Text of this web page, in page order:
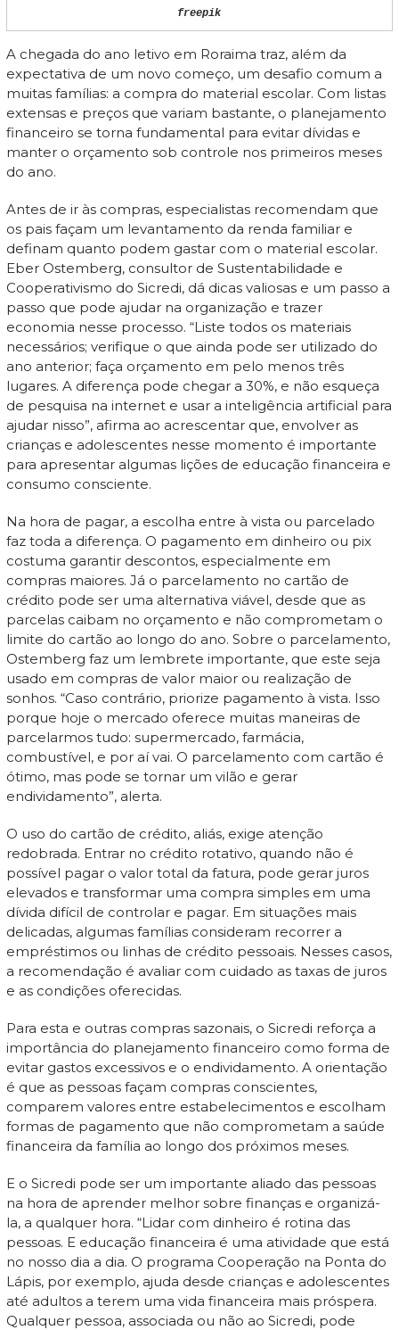
freepik
A chegada do ano letivo em Roraima traz, além da
expectativa de um novo começo, um desafio comum a
muitas famílias: a compra do material escolar. Com listas
extensas e preços que variam bastante, o planejamento
financeiro se torna fundamental para evitar dívidas e
manter o orçamento sob controle nos primeiros meses
do ano.
Antes de ir às compras, especialistas recomendam que
os pais façam um levantamento da renda familiar e
definam quanto podem gastar com o material escolar.
Eber Ostemberg, consultor de Sustentabilidade e
Cooperativismo do Sicredi, dá dicas valiosas e um passo a
passo que pode ajudar na organização e trazer
economia nesse processo. “Liste todos os materiais
necessários; verifique o que ainda pode ser utilizado do
ano anterior; faça orçamento em pelo menos três
lugares. A diferença pode chegar a 30%, e não esqueça
de pesquisa na internet e usar a inteligência artificial para
ajudar nisso”, afirma ao acrescentar que, envolver as
crianças e adolescentes nesse momento é importante
para apresentar algumas lições de educação financeira e
consumo consciente.
Na hora de pagar, a escolha entre à vista ou parcelado
faz toda a diferença. O pagamento em dinheiro ou pix
costuma garantir descontos, especialmente em
compras maiores. Já o parcelamento no cartão de
crédito pode ser uma alternativa viável, desde que as
parcelas caibam no orçamento e não comprometam o
limite do cartão ao longo do ano. Sobre o parcelamento,
Ostemberg faz um lembrete importante, que este seja
usado em compras de valor maior ou realização de
sonhos. “Caso contrário, priorize pagamento à vista. Isso
porque hoje o mercado oferece muitas maneiras de
parcelarmos tudo: supermercado, farmácia,
combustível, e por aí vai. O parcelamento com cartão é
ótimo, mas pode se tornar um vilão e gerar
endividamento”, alerta.
O uso do cartão de crédito, aliás, exige atenção
redobrada. Entrar no crédito rotativo, quando não é
possível pagar o valor total da fatura, pode gerar juros
elevados e transformar uma compra simples em uma
dívida difícil de controlar e pagar. Em situações mais
delicadas, algumas famílias consideram recorrer a
empréstimos ou linhas de crédito pessoais. Nesses casos,
a recomendação é avaliar com cuidado as taxas de juros
e as condições oferecidas.
Para esta e outras compras sazonais, o Sicredi reforça a
importância do planejamento financeiro como forma de
evitar gastos excessivos e o endividamento. A orientação
é que as pessoas façam compras conscientes,
comparem valores entre estabelecimentos e escolham
formas de pagamento que não comprometam a saúde
financeira da família ao longo dos próximos meses.
E o Sicredi pode ser um importante aliado das pessoas
na hora de aprender melhor sobre finanças e organizá-
la, a qualquer hora. “Lidar com dinheiro é rotina das
pessoas. E educação financeira é uma atividade que está
no nosso dia a dia. O programa Cooperação na Ponta do
Lápis, por exemplo, ajuda desde crianças e adolescentes
até adultos a terem uma vida financeira mais próspera.
Qualquer pessoa, associada ou não ao Sicredi, pode